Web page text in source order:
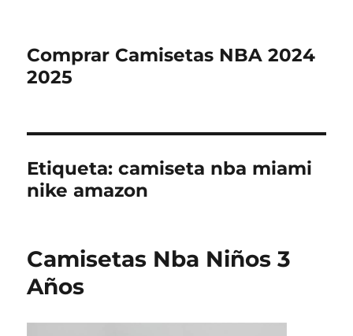
Comprar Camisetas NBA 2024
2025
Etiqueta:camiseta nba miami
nike amazon
Camisetas Nba Niños 3
Años